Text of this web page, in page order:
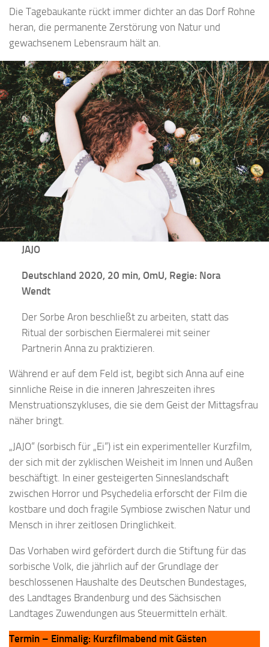
Die Tagebaukante rückt immer dichter an das Dorf Rohne
heran, die permanente Zerstörung von Natur und
gewachsenem Lebensraum hält an.
JAJO
Deutschland 2020, 20 min, OmU, Regie: Nora
Wendt
Der Sorbe Aron beschließt zu arbeiten, statt das
Ritual der sorbischen Eiermalerei mit seiner
Partnerin Anna zu praktizieren.
Während er auf dem Feld ist, begibt sich Anna auf eine
sinnliche Reise in die inneren Jahreszeiten ihres
Menstruationszykluses, die sie dem Geist der Mittagsfrau
näher bringt.
„JAJO“ (sorbisch für „Ei“) ist ein experimenteller Kurzfilm,
der sich mit der zyklischen Weisheit im Innen und Außen
beschäftigt. In einer gesteigerten Sinneslandschaft
zwischen Horror und Psychedelia erforscht der Film die
kostbare und doch fragile Symbiose zwischen Natur und
Mensch in ihrer zeitlosen Dringlichkeit.
Das Vorhaben wird gefördert durch die Stiftung für das
sorbische Volk, die jährlich auf der Grundlage der
beschlossenen Haushalte des Deutschen Bundestages,
des Landtages Brandenburg und des Sächsischen
Landtages Zuwendungen aus Steuermitteln erhält.
Termin – Einmalig: Kurzfilmabend mit Gästen